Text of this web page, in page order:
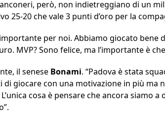
però, non indietreggiano di un
25-20 che vale 3 punti d’oro per la
per noi. Abbiamo giocato bene
MVP? Sono felice, ma l’importante è
il senese Bonami. “Padova è stata
giocare con una motivazione in più ma
cosa è pensare che ancora siamo